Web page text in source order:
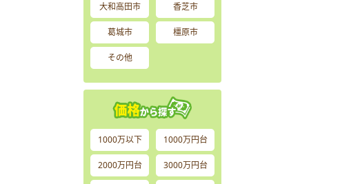
大和高田市 香芝市
葛城市 橿原市
その他
1000万以下 1000万円台
2000万円台 3000万円台